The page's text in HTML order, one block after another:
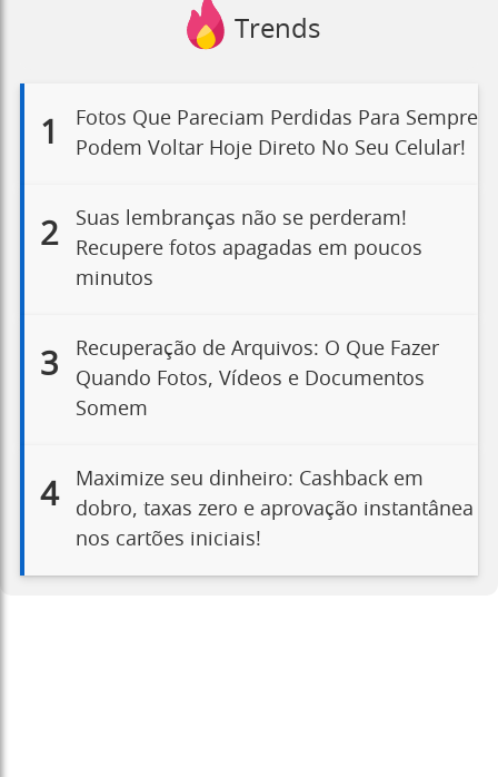
Trends
1
Fotos Que Pareciam Perdidas Para Sempre
Podem Voltar Hoje Direto No Seu Celular!
2
Suas lembranças não se perderam!
Recupere fotos apagadas em poucos
minutos
3
Recuperação de Arquivos: O Que Fazer
Quando Fotos, Vídeos e Documentos
Somem
4
Maximize seu dinheiro: Cashback em
dobro, taxas zero e aprovação instantânea
nos cartões iniciais!